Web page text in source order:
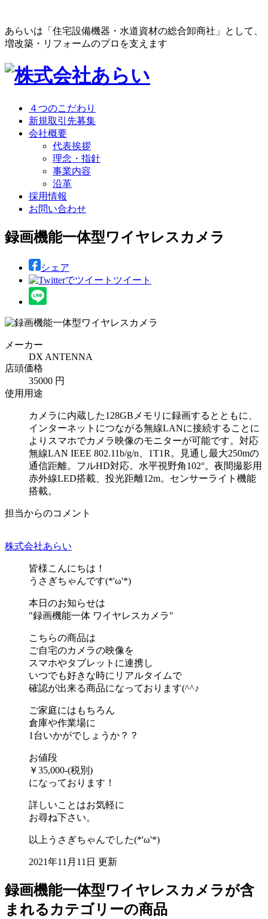
あらいは「住宅設備機器・水道資材の総合卸商社」として、
増改築・リフォームのプロを支えます
４つのこだわり
新規取引先募集
会社概要
代表挨拶
理念・指針
事業内容
沿革
採用情報
お問い合わせ
録画機能一体型ワイヤレスカメラ
シェア
ツイート
メーカー
DX ANTENNA
店頭価格
35000 円
使用用途
カメラに内蔵した128GBメモリに録画するとともに、
インターネットにつながる無線LANに接続することに
よりスマホでカメラ映像のモニターが可能です。対応
無線LAN IEEE 802.11b/g/n、1T1R。見通し最大250mの
通信距離。フルHD対応。水平視野角102°。夜間撮影用
赤外線LED搭載、投光距離12m。センサーライト機能
搭載。
担当からのコメント
株式会社あらい
皆様こんにちは！
うさぎちゃんです(*'ω'*)
本日のお知らせは
"録画機能一体 ワイヤレスカメラ"
こちらの商品は
ご自宅のカメラの映像を
スマホやタブレットに連携し
いつでも好きな時にリアルタイムで
確認が出来る商品になっております(^^♪
ご家庭にはもちろん
倉庫や作業場に
1台いかがでしょうか？？
お値段
￥35,000-(税別)
になっております！
詳しいことはお気軽に
お尋ね下さい。
以上うさぎちゃんでした(*'ω'*)
2021年11月11日 更新
録画機能一体型ワイヤレスカメラが含
まれるカテゴリーの商品